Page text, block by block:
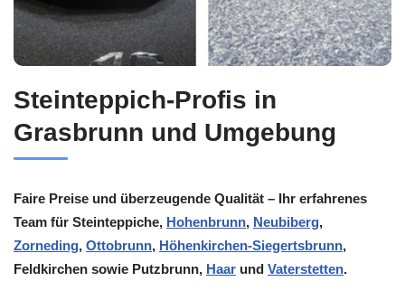
Steinteppich-Profis in
Grasbrunn und Umgebung
Faire Preise und überzeugende Qualität – Ihr erfahrenes
Team für Steinteppiche, Hohenbrunn, Neubiberg,
Zorneding, Ottobrunn, Höhenkirchen-Siegertsbrunn,
Feldkirchen sowie Putzbrunn, Haar und Vaterstetten.